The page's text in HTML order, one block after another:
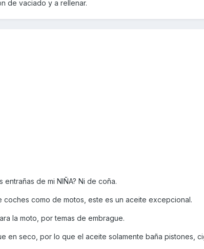
de vaciado y a rellenar.
de mi NIÑA? Ni de coña.
coches como de motos, este es un aceite excepcional.
la moto, por temas de embrague.
en seco, por lo que el aceite solamente baña pistones,